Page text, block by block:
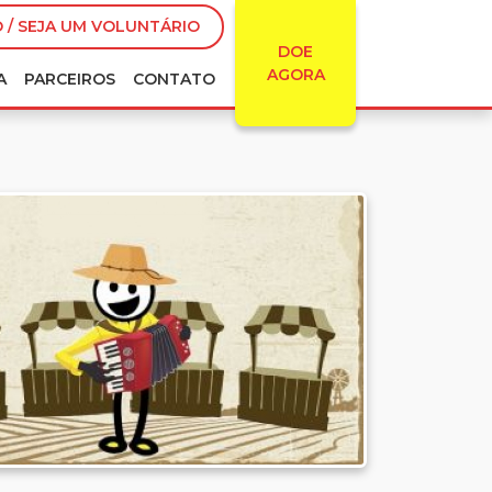
/ SEJA UM VOLUNTÁRIO
DOE
AGORA
PARCEIROS CONTATO